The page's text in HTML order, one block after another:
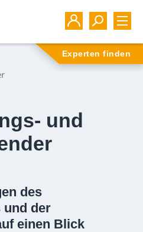
Experten finden
und
des
und der
einen Blick